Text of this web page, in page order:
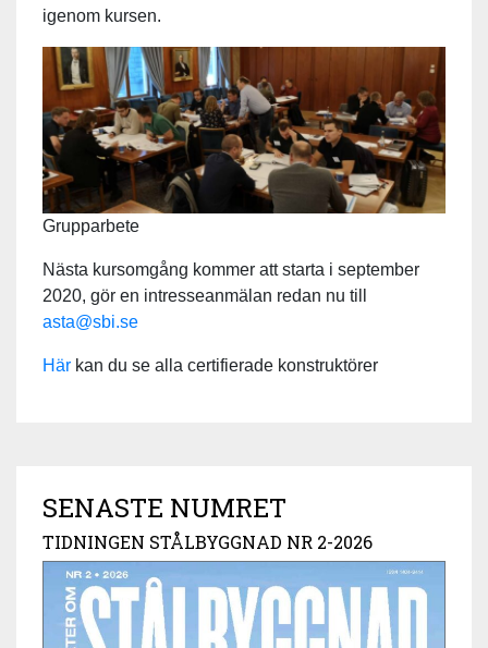
igenom kursen.
Grupparbete
Nästa kursomgång kommer att starta i september
2020, gör en intresseanmälan redan nu till
asta@sbi.se
Här kan du se alla certifierade konstruktörer
SENASTE NUMRET
TIDNINGEN STÅLBYGGNAD NR 2-2026